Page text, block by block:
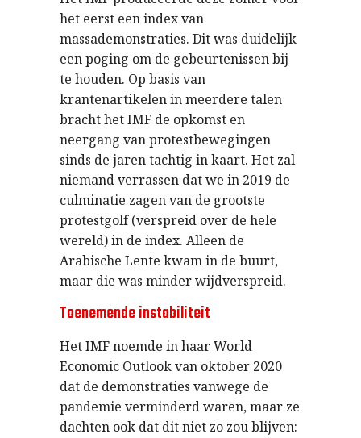
het eerst een index van
massademonstraties. Dit was duidelijk
een poging om de gebeurtenissen bij
te houden. Op basis van
krantenartikelen in meerdere talen
bracht het IMF de opkomst en
neergang van protestbewegingen
sinds de jaren tachtig in kaart. Het zal
niemand verrassen dat we in 2019 de
culminatie zagen van de grootste
protestgolf (verspreid over de hele
wereld) in de index. Alleen de
Arabische Lente kwam in de buurt,
maar die was minder wijdverspreid.
Toenemende instabiliteit
Het IMF noemde in haar World
Economic Outlook van oktober 2020
dat de demonstraties vanwege de
pandemie verminderd waren, maar ze
dachten ook dat dit niet zo zou blijven: